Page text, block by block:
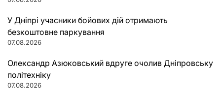
У Дніпрі учасники бойових дій отримають
безкоштовне паркування
07.08.2026
Олександр Азюковський вдруге очолив Дніпровську
політехніку
07.08.2026